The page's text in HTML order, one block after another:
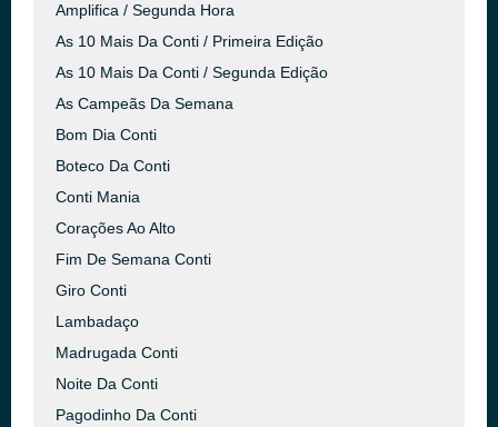
Amplifica / Segunda Hora
As 10 Mais Da Conti / Primeira Edição
As 10 Mais Da Conti / Segunda Edição
As Campeãs Da Semana
Bom Dia Conti
Boteco Da Conti
Conti Mania
Corações Ao Alto
Fim De Semana Conti
Giro Conti
Lambadaço
Madrugada Conti
Noite Da Conti
Pagodinho Da Conti